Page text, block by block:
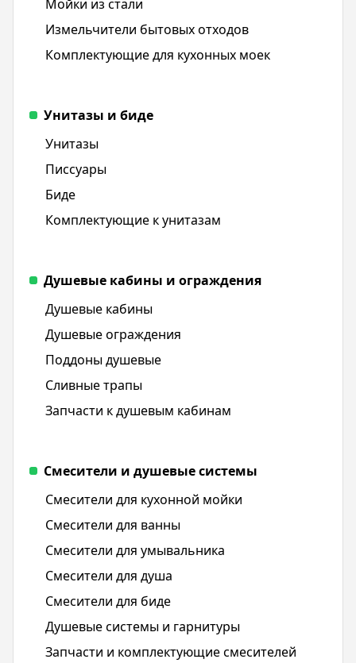
Мойки из стали
Измельчители бытовых отходов
Комплектующие для кухонных моек
Унитазы и биде
Унитазы
Писсуары
Биде
Комплектующие к унитазам
Душевые кабины и ограждения
Душевые кабины
Душевые ограждения
Поддоны душевые
Сливные трапы
Запчасти к душевым кабинам
Смесители и душевые системы
Смесители для кухонной мойки
Смесители для ванны
Смесители для умывальника
Смесители для душа
Смесители для биде
Душевые системы и гарнитуры
Запчасти и комплектующие смесителей